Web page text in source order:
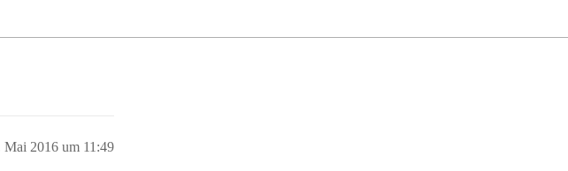
Mai 2016 um 11:49